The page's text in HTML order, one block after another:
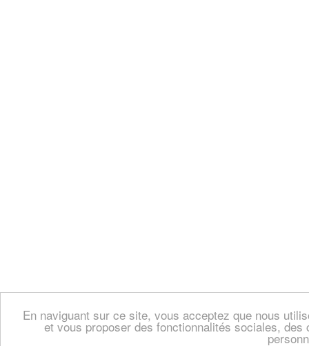
En naviguant sur ce site, vous acceptez que nous
et vous proposer des fonctionnalités sociales,